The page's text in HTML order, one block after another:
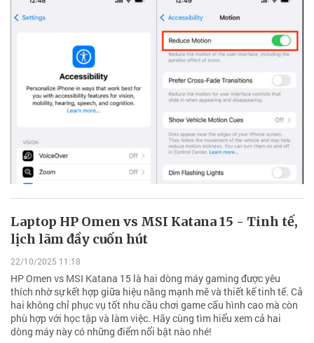
Laptop HP Omen vs MSI Katana 15 - Tinh tế,
lịch lãm đầy cuốn hút
22/10/2025 11:18
HP Omen vs MSI Katana 15 là hai dòng máy gaming được yêu
thích nhờ sự kết hợp giữa hiệu năng mạnh mẽ và thiết kế tinh tế. Cả
hai không chỉ phục vụ tốt nhu cầu chơi game cấu hình cao mà còn
phù hợp với học tập và làm việc. Hãy cùng tìm hiểu xem cả hai
dòng máy này có những điểm nổi bật nào nhé!